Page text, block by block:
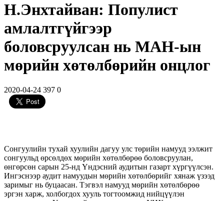
Н.Энхтайван: Популист
амлалтгүйгээр
боловсруулсан нь МАН-ын
мөрийн хөтөлбөрийн онцлог
2020-04-24 397 0
Сонгуулийн тухай хуулийн дагуу улс төрийн намууд ээлжит
сонгуульд өрсөлдөх мөрийн хөтөлбөрөө боловсруулан,
өнгөрсөн сарын 25-нд Үндэсний аудитын газарт хүргүүлсэн.
Ингэснээр аудит намуудын мөрийн хөтөлбөрийг хянаж үзээд
заримыг нь буцаасан. Тэгвэл намууд мөрийн хөтөлбөрөө
эргэн харж, холбогдох хууль тогтоомжид нийцүүлэн